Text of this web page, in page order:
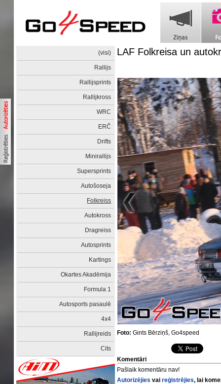
(visi)
Rallijs
Rallijsprints
Rallijkross
WRC
ERČ
Drifts
Minirallijs
Supersprints
Autošoseja
Folkreiss
Autokross
Dragreiss
Autosprints
Kartings
Okartes Akadēmija
Formula 1
Autosports pasaulē
4x4
Rallijreids
Cits
LAF Folkreisa un
Foto: Gints Bērziņš, Go4speed
Komentāri
Pašlaik komentāru nav!
Autorizējies vaireģistrējies, lai